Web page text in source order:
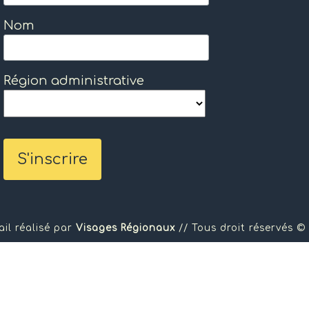
Nom
Région administrative
réalisé par Visages Régionaux// Tous droit réservés ©